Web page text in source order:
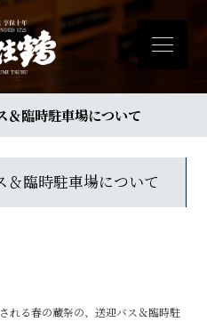
＆臨時駐車場について
＆臨時駐車場について
れる春の蔵祭の、送迎バス＆臨時駐